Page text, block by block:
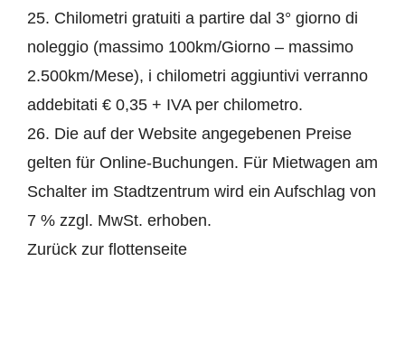
25. Chilometri gratuiti a partire dal 3° giorno di
noleggio (massimo 100km/Giorno – massimo
2.500km/Mese), i chilometri aggiuntivi verranno
addebitati € 0,35 + IVA per chilometro.
26. Die auf der Website angegebenen Preise
gelten für Online-Buchungen. Für Mietwagen am
Schalter im Stadtzentrum wird ein Aufschlag von
7 % zzgl. MwSt. erhoben.
Zurück zur flottenseite